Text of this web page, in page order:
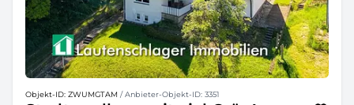
Objekt-ID: ZWUMGTAM / Anbieter-Objekt-ID: 3351